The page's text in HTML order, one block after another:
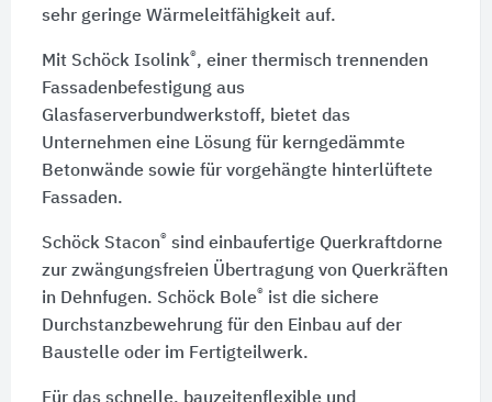
sehr geringe Wärmeleitfähigkeit auf.
Mit Schöck Isolink®, einer thermisch trennenden
Fassadenbefestigung aus
Glasfaserverbundwerkstoff, bietet das
Unternehmen eine Lösung für kerngedämmte
Betonwände sowie für vorgehängte hinterlüftete
Fassaden.
Schöck Stacon® sind einbaufertige Querkraftdorne
zur zwängungsfreien Übertragung von Querkräften
in Dehnfugen. Schöck Bole® ist die sichere
Durchstanzbewehrung für den Einbau auf der
Baustelle oder im Fertigteilwerk.